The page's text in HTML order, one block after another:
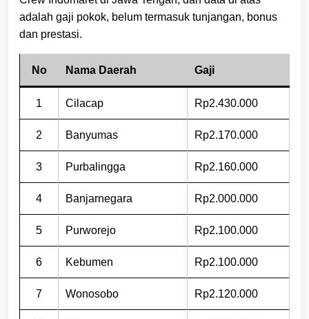
adalah gaji pokok, belum termasuk tunjangan, bonus
dan prestasi.
No Nama Daerah Gaji
1 Cilacap Rp2.430.000
2 Banyumas Rp2.170.000
3 Purbalingga Rp2.160.000
4 Banjarnegara Rp2.000.000
5 Purworejo Rp2.100.000
6 Kebumen Rp2.100.000
7 Wonosobo Rp2.120.000